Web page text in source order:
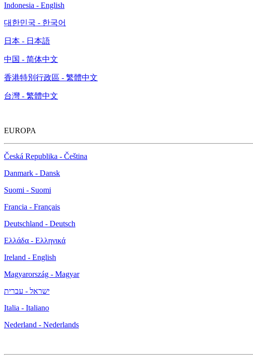
Indonesia - English
대한민국 - 한국어
日本 - 日本語
中国 - 简体中文
香港特別行政區 - 繁體中文
台灣 - 繁體中文
EUROPA
Česká Republika - Čeština
Danmark - Dansk
Suomi - Suomi
Francia - Français
Deutschland - Deutsch
Ελλάδα - Ελληνικά
Ireland - English
Magyarország - Magyar
ישראל - עברית
Italia - Italiano
Nederland - Nederlands